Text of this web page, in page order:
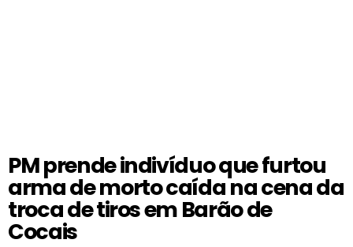
PM prende indivíduo que furtou
arma de morto caída na cena da
troca de tiros em Barão de
Cocais